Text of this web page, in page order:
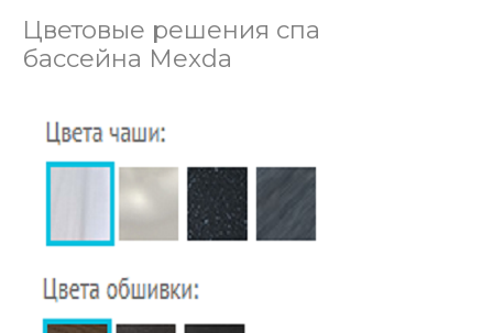
Цветовые решения спа
бассейна Mexda